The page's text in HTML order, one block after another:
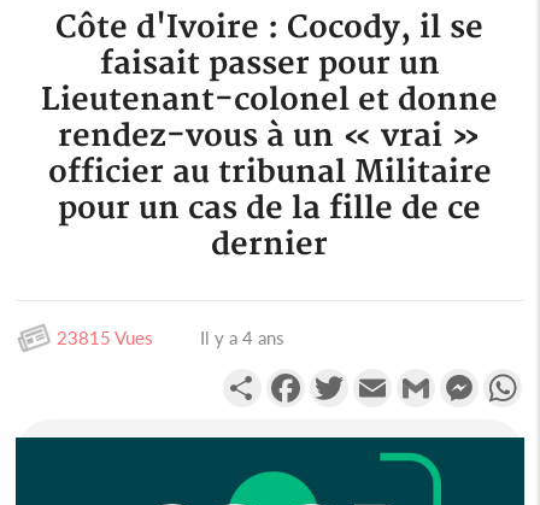
Côte d'Ivoire : Cocody, il se
faisait passer pour un
Lieutenant-colonel et donne
rendez-vous à un « vrai »
officier au tribunal Militaire
pour un cas de la fille de ce
dernier
23815 Vues Il y a 4 ans
PartagerFacebookTwitterEmail Gmail